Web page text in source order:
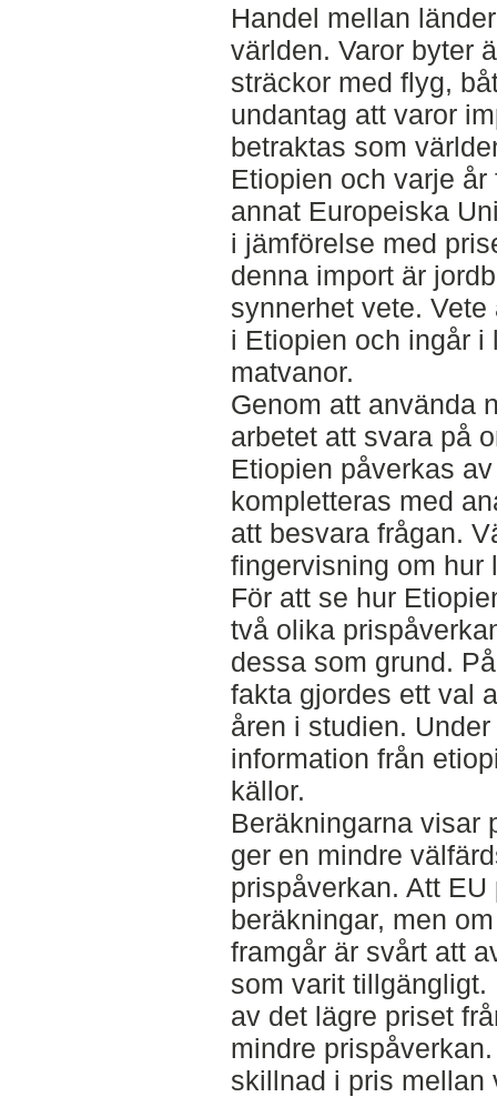
Handel mellan
världen. Varor byter
sträckor med flyg,
undantag att varor
betraktas som
Etiopien och varje
annat Europeiska
i jämförelse med
denna import är
synnerhet vete.
i Etiopien och ingår i
matvanor.
Genom att använda
arbetet att svara på
Etiopien påverkas
kompletteras med
att besvara frågan.
fingervisning om hur
För att se hur
två olika
dessa som grund.
fakta gjordes ett val
åren i studien.
information från
källor.
Beräkningarna visar
ger en mindre
prispåverkan. Att
beräkningar, men
framgår är svårt att
som varit
av det lägre priset
mindre
skillnad i pris mellan